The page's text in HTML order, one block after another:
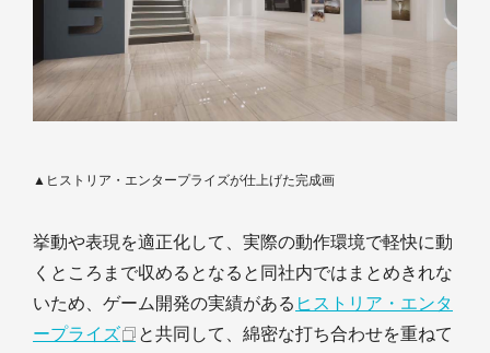
▲ヒストリア・エンタープライズが仕上げた完成画
挙動や表現を適正化して、実際の動作環境で軽快に動
くところまで収めるとなると同社内ではまとめきれな
いため、ゲーム開発の実績がある ヒストリア・エンタ
ープライズ
と共同して、綿密な打ち合わせを重ねて